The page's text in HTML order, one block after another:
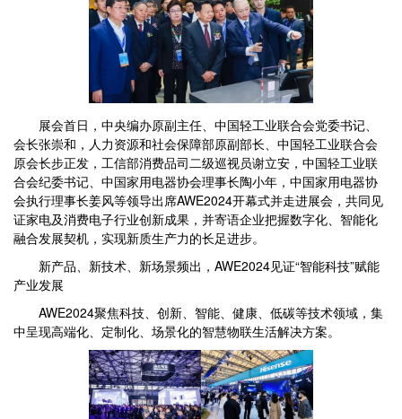
展会首日，中央编办原副主任、中国轻工业联合会党委书记、
会长张崇和，人力资源和社会保障部原副部长、中国轻工业联合会
原会长步正发，工信部消费品司二级巡视员谢立安，中国轻工业联
合会纪委书记、中国家用电器协会理事长陶小年，中国家用电器协
会执行理事长姜风等领导出席AWE2024开幕式并走进展会，共同见
证家电及消费电子行业创新成果，并寄语企业把握数字化、智能化
融合发展契机，实现新质生产力的长足进步。
新产品、新技术、新场景频出，AWE2024见证“智能科技”赋能
产业发展
AWE2024聚焦科技、创新、智能、健康、低碳等技术领域，集
中呈现高端化、定制化、场景化的智慧物联生活解决方案。